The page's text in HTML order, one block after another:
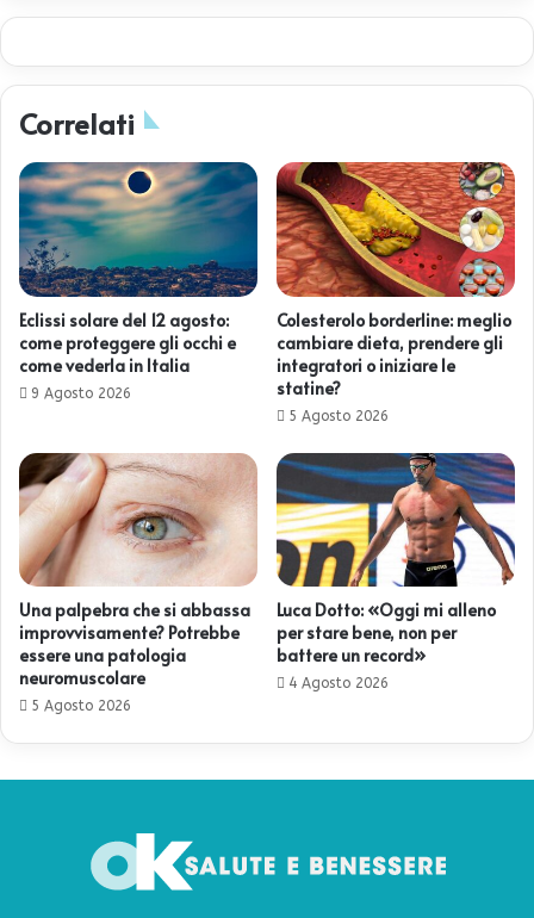
Correlati
Eclissi solare del 12 agosto:
come proteggere gli occhi e
come vederla in Italia
9 Agosto 2026
Colesterolo borderline: meglio
cambiare dieta, prendere gli
integratori o iniziare le
statine?
5 Agosto 2026
Una palpebra che si abbassa
improvvisamente? Potrebbe
essere una patologia
neuromuscolare
5 Agosto 2026
Luca Dotto: «Oggi mi alleno
per stare bene, non per
battere un record»
4 Agosto 2026